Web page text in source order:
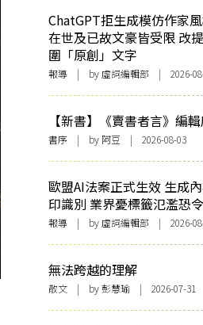
ChatGPT拒生成模仿作家
在世及已故文豪皆受限 改
圍「原創」文字
報導 | by 虛詞編輯部 | 2026-
【新書】《賣書者言》編
書序 | by 阿豆 | 2026-08-03
歐盟AI法案正式生效 生成
印識別 業界憂標籤氾濫恐
報導 | by 虛詞編輯部 | 2026-
無法跨越的理解
散文 | by 彭慧瑜 | 2026-07-31